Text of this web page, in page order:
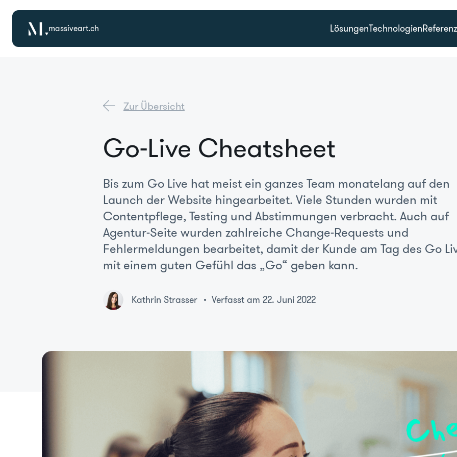
massiveart.ch LösungenTechnologien
Zur Übersicht
Go-Live Cheatsheet
Bis zum Go Live hat meist ein ganzes Team monatelang auf den
Launch der Website hingearbeitet. Viele Stunden wurden mit
Contentpflege, Testing und Abstimmungen verbracht. Auch auf
Agentur-Seite wurden zahlreiche Change-Requests und
Fehlermeldungen bearbeitet, damit der Kunde am Tag des Go
mit einem guten Gefühl das „Go“ geben kann.
Kathrin Strasser Verfasst am 22. Juni 2022